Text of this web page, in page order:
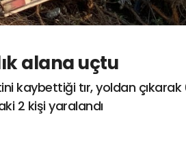
alana uçtu
kaybettiği tır, yoldan
2 kişi yaralandı